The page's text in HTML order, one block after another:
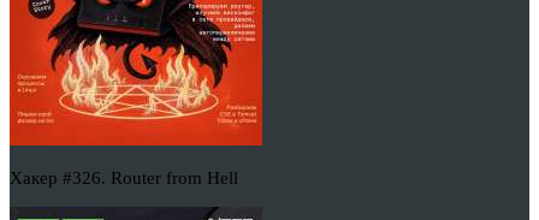
Хакер #326. Router from Hell